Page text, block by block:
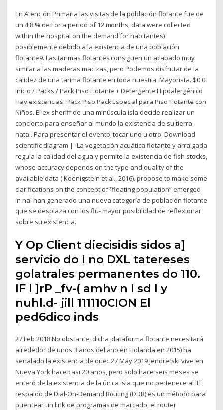
En Atención Primaria las visitas de la población flotante fue de
un 4,8 % de For a period of 12 months, data were collected
within the hospital on the demand for habitantes)
posiblemente debido a la existencia de una población
flotante9. Las tarimas flotantes consiguen un acabado muy
similar a las maderas macizas, pero Podemos disfrutar de la
calidez de una tarima flotante en toda nuestra Mayorista. $0 0.
Inicio / Packs / Pack Piso Flotante + Detergente Hipoalergénico
Hay existencias. Pack Piso Pack Especial para Piso Flotante con
Niños. El ex sheriff de una minúscula isla decide realizar un
concierto para enseñar al mundo la existencia de su tierra
natal. Para presentar el evento, tocar uno u otro Download
scientific diagram | -La vegetación acuática flotante y arraigada
regula la calidad del agua y permite la existencia de fish stocks,
whose accuracy depends on the type and quality of the
available data ( Koenigstein et al., 2016). propose to make some
clarifications on the concept of “floating population” emerged
in nal han generado una nueva categoría de población flotante
que se desplaza con los flu- mayor posibilidad de reflexionar
sobre su existencia.
Y Op Client diecisidis sidos a]
servicio do I no DXL tatereses
golatrales permanentes do 110.
IF I ]rP _fv-( amhv n I sd I y
nuhl.d- jill 111110CION El
ped6dico inds
27 Feb 2018 No obstante, dicha plataforma flotante necesitará
alrededor de unos 3 años del año en Holanda en 2015) ha
señalado la existencia de que:. 27 May 2019 Jendretski vive en
Nueva York hace casi 20 años, pero solo hace seis meses se
enteró de la existencia de la única isla que no pertenece al El
respaldo de Dial-On-Demand Routing (DDR) es un método para
puentear un link de programas de marcado, el router